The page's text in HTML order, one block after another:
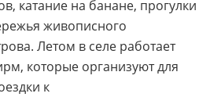
катание на банане, прогулки
живописного
Летом в селе работает
которые организуют для
к